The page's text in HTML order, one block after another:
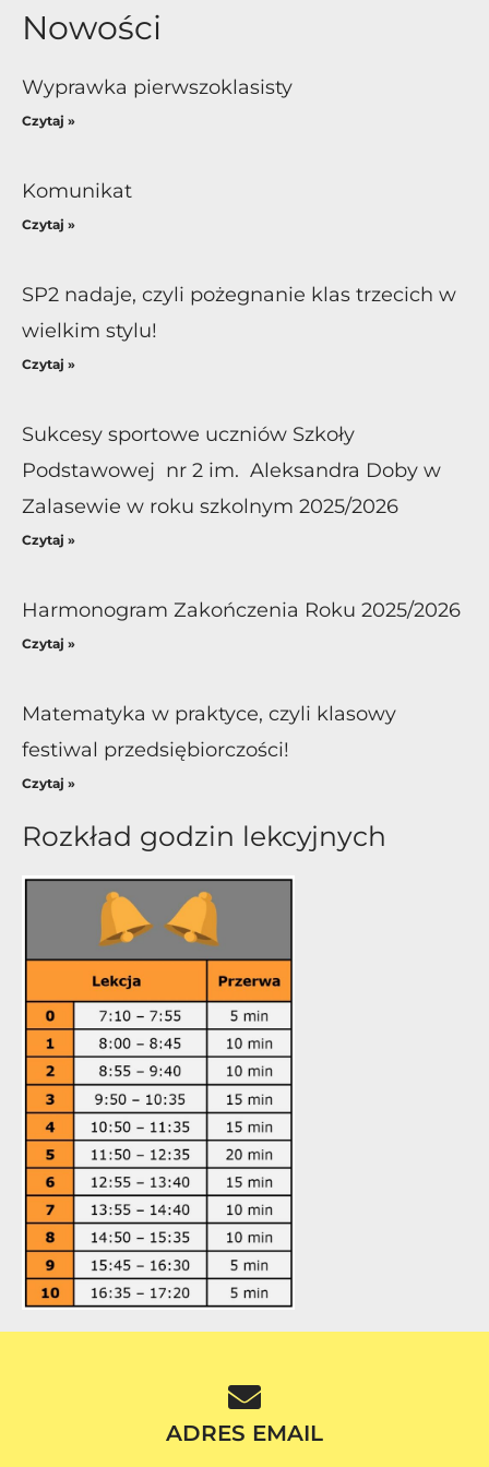
Nowości
Wyprawka pierwszoklasisty
Czytaj »
Komunikat
Czytaj »
SP2 nadaje, czyli pożegnanie klas trzecich w
wielkim stylu!
Czytaj »
Sukcesy sportowe uczniów Szkoły
Podstawowej nr 2 im. Aleksandra Doby w
Zalasewie w roku szkolnym 2025/2026
Czytaj »
Harmonogram Zakończenia Roku 2025/2026
Czytaj »
Matematyka w praktyce, czyli klasowy
festiwal przedsiębiorczości!
Czytaj »
Rozkład godzin lekcyjnych
ADRES EMAIL